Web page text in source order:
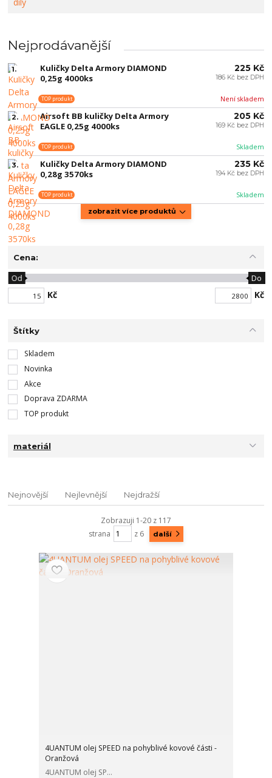
Nejprodávanější
1.
Kuličky Delta Armory DIAMOND
0,25g 4000ks
Není skladem
TOP produkt
225 Kč
186 Kč bez DPH
2.
Airsoft BB kuličky Delta Armory
EAGLE 0,25g 4000ks
Skladem
TOP produkt
205 Kč
169 Kč bez DPH
3.
Kuličky Delta Armory DIAMOND
0,28g 3570ks
Skladem
TOP produkt
235 Kč
194 Kč bez DPH
zobrazit více produktů
Cena:
Kč
Od Do
Kč
Štítky
Skladem
Novinka
Akce
Doprava ZDARMA
TOP produkt
materiál
Nejnovější Nejlevnější Nejdražší
Zobrazuji 1-20 z 117
strana
z 6 další
4UANTUM olej SPEED na pohyblivé kovové části -
Oranžová
4UANTUM olej SP...